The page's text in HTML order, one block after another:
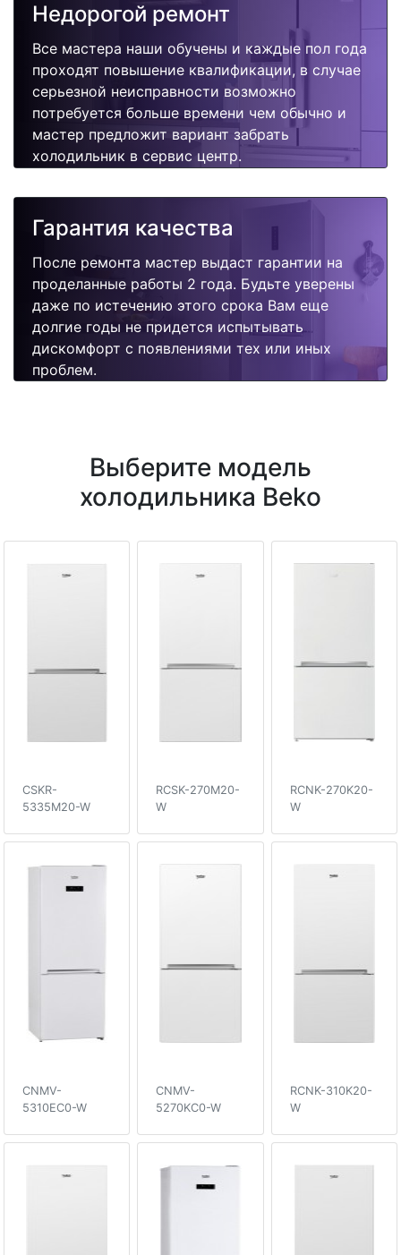
Недорогой ремонт
Все мастера наши обучены и каждые пол года
проходят повышение квалификации, в случае
серьезной неисправности возможно
потребуется больше времени чем обычно и
мастер предложит вариант забрать
холодильник в сервис центр.
Гарантия качества
После ремонта мастер выдаст гарантии на
проделанные работы 2 года. Будьте уверены
даже по истечению этого срока Вам еще
долгие годы не придется испытывать
дискомфорт с появлениями тех или иных
проблем.
Выберите модель
холодильника Beko
CSKR-
5335M20-W
RCSK-270M20-
W
RCNK-270K20-
W
CNMV-
5310EC0-W
CNMV-
5270KC0-W
RCNK-310K20-
W